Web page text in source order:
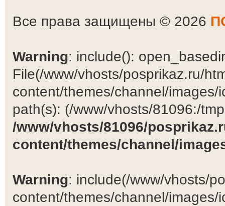
Все права защищены © 2026
Warning: include():
File(/www/vhosts/posprikaz.ru/
content/themes/channel/
path(s): (/www/vhosts/81096:/
/www/vhosts/81096/
content/themes/channel/
Warning: include(/www/vhosts/
content/themes/channel/